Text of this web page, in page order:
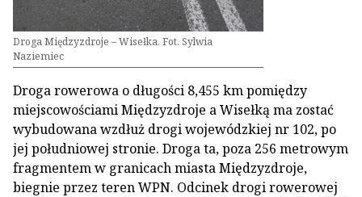
Droga Międzyzdroje – Wisełka. Fot. Sylwia
Naziemiec
Droga rowerowa o długości 8,455 km pomiędzy
miejscowościami Międzyzdroje a Wisełką ma zostać
wybudowana wzdłuż drogi wojewódzkiej nr 102, po
jej południowej stronie. Droga ta, poza 256 metrowym
fragmentem w granicach miasta Międzyzdroje,
biegnie przez teren WPN. Odcinek drogi rowerowej